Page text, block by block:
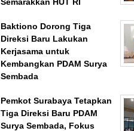
Baktiono Dorong Tiga
Direksi Baru Lakukan
Kerjasama untuk
Kembangkan PDAM Surya
Sembada
Pemkot Surabaya Tetapkan
Tiga Direksi Baru PDAM
Surya Sembada, Fokus